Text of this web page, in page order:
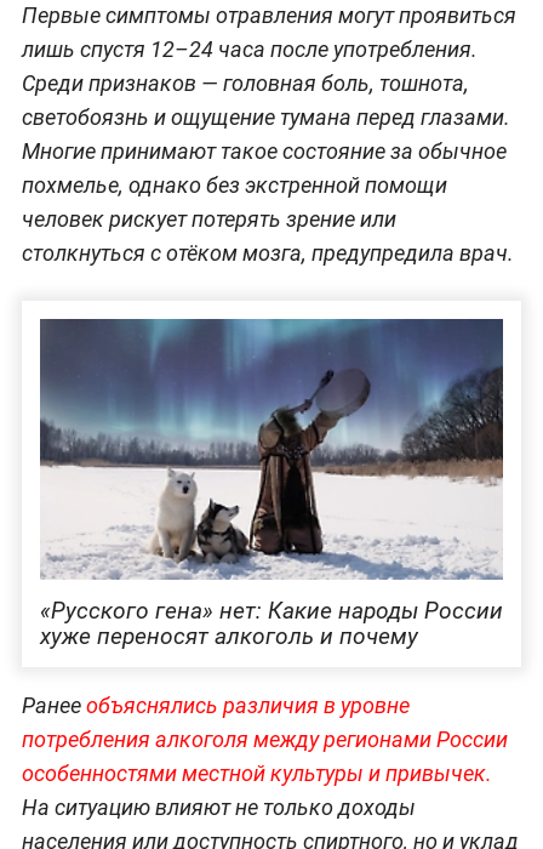
Первые симптомы отравления могут проявиться
лишь спустя 12–24 часа после употребления.
Среди признаков — головная боль, тошнота,
светобоязнь и ощущение тумана перед глазами.
Многие принимают такое состояние за обычное
похмелье, однако без экстренной помощи
человек рискует потерять зрение или
столкнуться с отёком мозга, предупредила врач.
«Русского гена» нет: Какие народы России
хуже переносят алкоголь и почему
Ранееобъяснялись различия в уровне
потребления алкоголя между регионами России
особенностями местной культуры и привычек.
На ситуацию влияют не только доходы
населения или доступность спиртного, но и уклад